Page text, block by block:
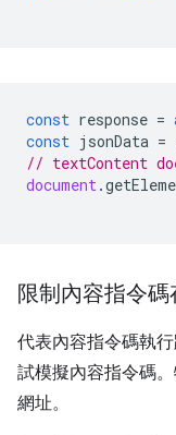
const response =
const jsonData =
// textContent
document.
限制內容指令
代表內容指令碼執
試模擬內容指令碼
網址。